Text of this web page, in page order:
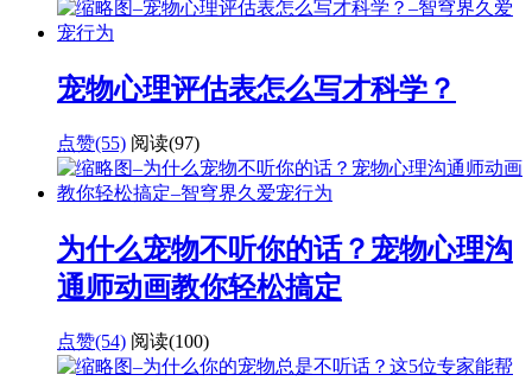
宠物心理评估表怎么写才科学？
点赞(55) 阅读(97)
为什么宠物不听你的话？宠物心理沟
通师动画教你轻松搞定
点赞(54) 阅读(100)